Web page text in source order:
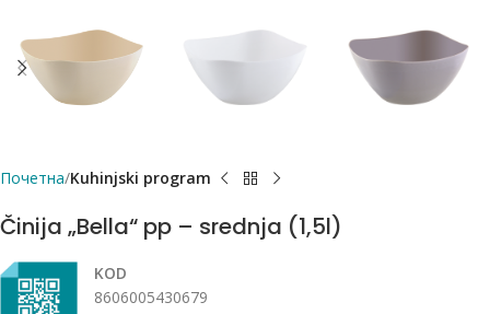
Почетна Kuhinjski program
Činija „Bella“ pp – srednja (1,5l)
KOD
8606005430679